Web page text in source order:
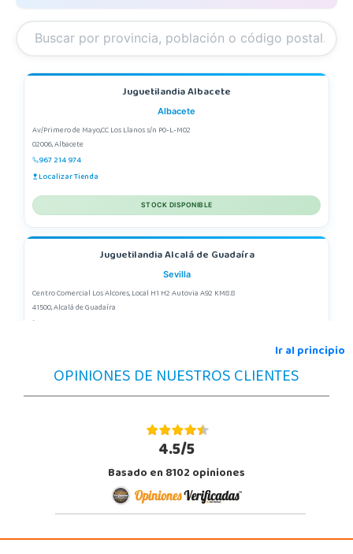
Juguetilandia Albacete
Albacete
Av/Primero de Mayo,CC Los Llanos s/n P0-L-M02
02006, Albacete
967 214 974
Localizar Tienda
STOCK DISPONIBLE
Juguetilandia Alcalá de Guadaíra
Sevilla
Centro Comercial Los Alcores, Local H1 H2 Autovia A92 KM8.8
41500, Alcalá de Guadaíra
Juguetilandia Alcobendas
Madrid
Av. Olímpica, 9, Local A13/21, Centro Comercial La Vega
Ir al principio
OPINIONES DE NUESTROS CLIENTES
4.5/5
Basado en 8102 opiniones